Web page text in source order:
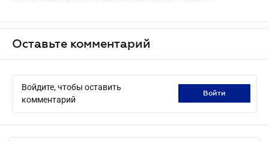
Оставьте комментарий
Войдите, чтобы оставить
комментарий
войти